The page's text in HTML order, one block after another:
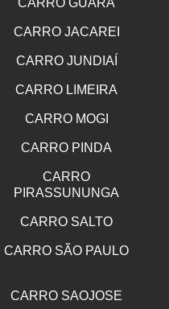
CARRO GUARA
CARRO JACAREI
CARRO JUNDIAÍ
CARRO LIMEIRA
CARRO MOGI
CARRO PINDA
CARRO
PIRASSUNUNGA
CARRO SALTO
CARRO SÃO PAULO
CARRO SAOJOSE